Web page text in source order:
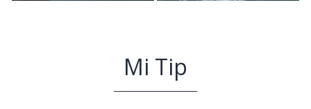
Mi Tip